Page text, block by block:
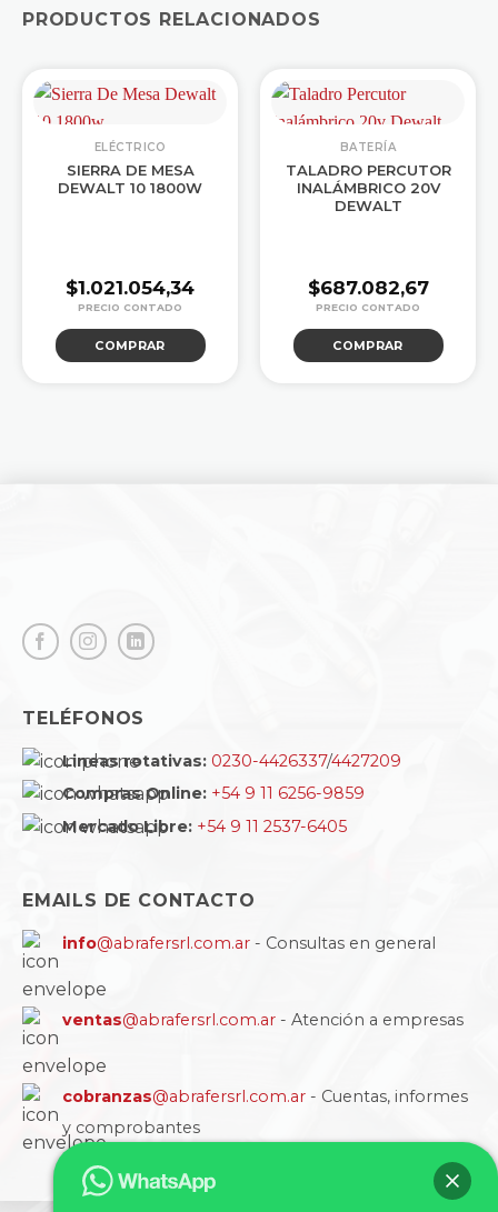
PRODUCTOS RELACIONADOS
ELÉCTRICO
SIERRA DE MESA
DEWALT 10 1800W
$1.021.054,34
COMPRAR
BATERÍA
TALADRO PERCUTOR
INALÁMBRICO 20V
DEWALT
$687.082,67
COMPRAR
TELÉFONOS
Lineas rotativas: 0230-4426337/4427209
Compras Online: +54 9 11 6256-9859
Mercado Libre: +54 9 11 2537-6405
EMAILS DE CONTACTO
info@abrafersrl.com.ar - Consultas en general
ventas@abrafersrl.com.ar - Atención a empresas
cobranzas@abrafersrl.com.ar - Cuentas, informes
y comprobantes